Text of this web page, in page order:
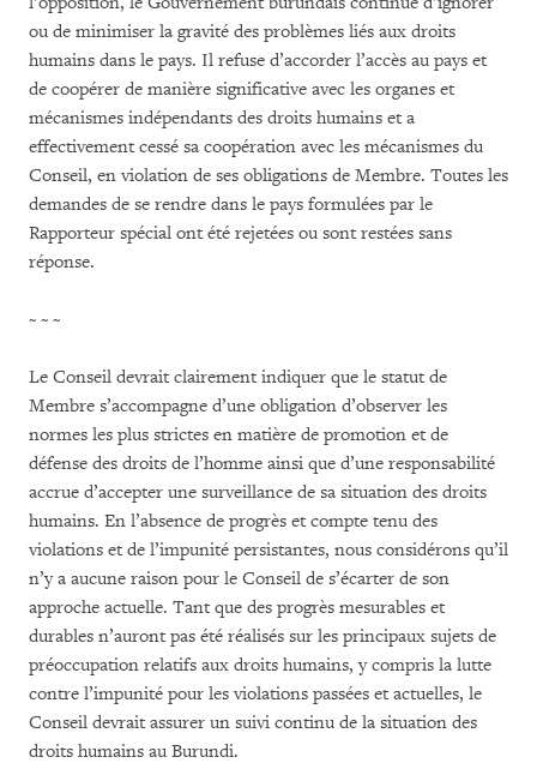
ou de minimiser la gravité des problèmes liés aux droits
humains dans le pays. Il refuse d’accorder l’accès au pays et
de coopérer de manière significative avec les organes et
mécanismes indépendants des droits humains et a
effectivement cessé sa coopération avec les mécanismes du
Conseil, en violation de ses obligations de Membre. Toutes les
demandes de se rendre dans le pays formulées par le
Rapporteur spécial ont été rejetées ou sont restées sans
réponse.
~ ~ ~
Le Conseil devrait clairement indiquer que le statut de
Membre s’accompagne d’une obligation d’observer les
normes les plus strictes en matière de promotion et de
défense des droits de l’homme ainsi que d’une res­pon­sabilité
accrue d’accepter une surveillance de sa situation des droits
humains. En l’absence de pro­grès et compte tenu des
violations et de l’impunité persistantes, nous considérons qu’il
n’y a aucune raison pour le Conseil de s’écarter de son
approche actuelle. Tant que des progrès mesurables et
durables n’auront pas été réalisés sur les principaux sujets de
préoccupation relatifs aux droits humains, y compris la lutte
contre l’impunité pour les violations passées et actuelles, le
Conseil devrait assurer un suivi continu de la situation des
droits humains au Burundi.